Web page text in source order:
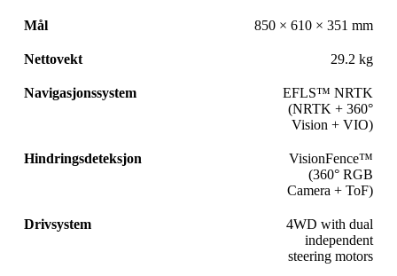
Mål 850 × 610 × 351 mm
Nettovekt 29.2 kg
Navigasjonssystem
EFLS™ NRTK
(NRTK + 360°
Vision + VIO)
Hindringsdeteksjon
VisionFence™
(360° RGB
Camera + ToF)
Drivsystem
4WD with dual
independent
steering motors